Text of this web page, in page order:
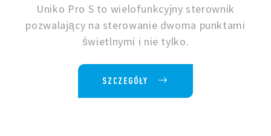
Uniko Pro S to wielofunkcyjny sterownik
pozwalający na sterowanie dwoma punktami
świetlnymi i nie tylko.
SZCZEGÓŁY